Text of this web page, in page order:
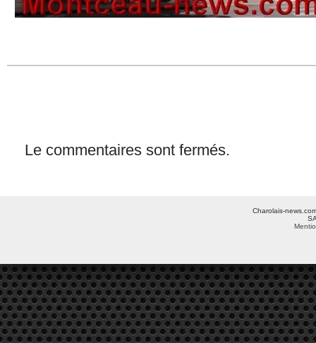
Le commentaires sont fermés.
Charolais-